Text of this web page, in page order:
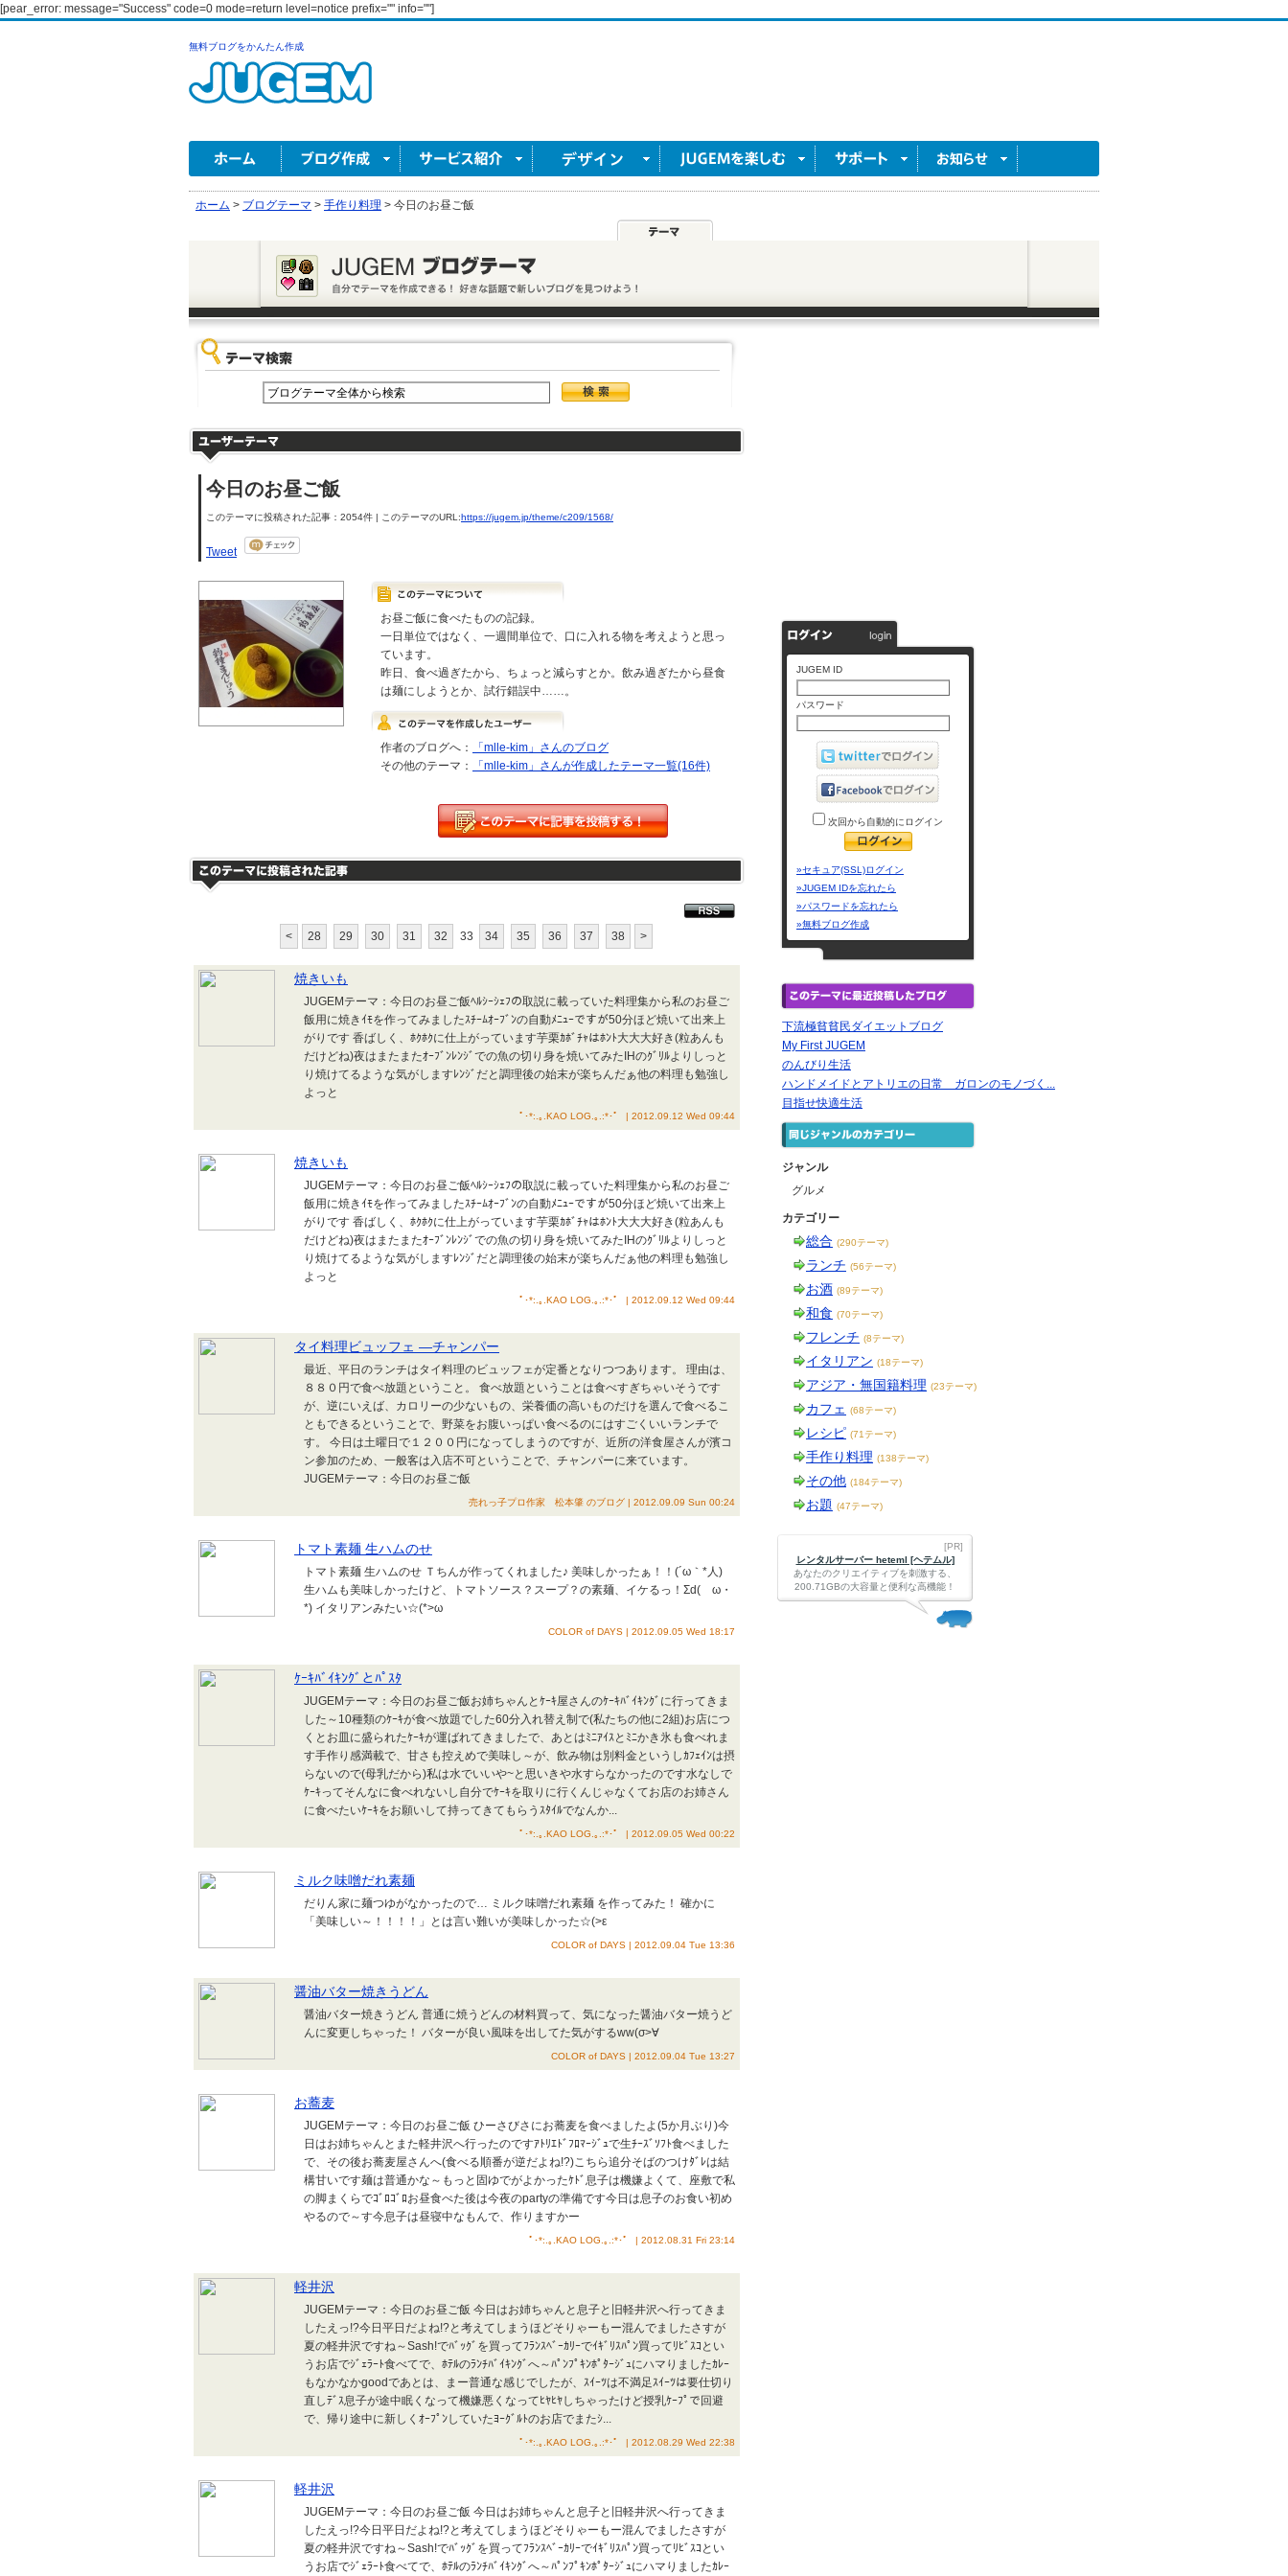
[pear_error: message="Success" code=0 mode=return level=notice prefix="" info=""]
無料ブログをかんたん作成
ホーム > ブログテーマ > 手作り料理 > 今日のお昼ご飯
今日のお昼ご飯
このテーマに投稿された記事：2054件 | このテーマのURL:https://jugem.jp/theme/c209/1568/
Tweet
お昼ご飯に食べたものの記録。
一日単位ではなく、一週間単位で、口に入れる物を考えようと思っ
ています。
昨日、食べ過ぎたから、ちょっと減らすとか。飲み過ぎたから昼食
は麺にしようとか、試行錯誤中……。
作者のブログへ：
「mlle-kim」さんのブログ
その他のテーマ：
「mlle-kim」さんが作成したテーマ一覧(16件)
< 28 29 30 31 32 33 34 35 36 37 38 >
焼きいも
JUGEMテーマ：今日のお昼ご飯ﾍﾙｼｰｼｪﾌの取説に載っていた料理集から私のお昼ご
飯用に焼きｲﾓを作ってみましたｽﾁｰﾑｵｰﾌﾞﾝの自動ﾒﾆｭｰですが50分ほど焼いて出来上
がりです 香ばしく、ﾎｸﾎｸに仕上がっています芋栗ｶﾎﾞﾁｬはﾎﾝﾄ大大大好き(粒あんも
だけどね)夜はまたまたｵｰﾌﾞﾝﾚﾝｼﾞでの魚の切り身を焼いてみたIHのｸﾞﾘﾙよりしっと
り焼けてるような気がしますﾚﾝｼﾞだと調理後の始末が楽ちんだぁ他の料理も勉強し
よっと
ﾟ･*:.｡.KAO LOG.｡.:*･゜ | 2012.09.12 Wed 09:44
焼きいも
JUGEMテーマ：今日のお昼ご飯ﾍﾙｼｰｼｪﾌの取説に載っていた料理集から私のお昼ご
飯用に焼きｲﾓを作ってみましたｽﾁｰﾑｵｰﾌﾞﾝの自動ﾒﾆｭｰですが50分ほど焼いて出来上
がりです 香ばしく、ﾎｸﾎｸに仕上がっています芋栗ｶﾎﾞﾁｬはﾎﾝﾄ大大大好き(粒あんも
だけどね)夜はまたまたｵｰﾌﾞﾝﾚﾝｼﾞでの魚の切り身を焼いてみたIHのｸﾞﾘﾙよりしっと
り焼けてるような気がしますﾚﾝｼﾞだと調理後の始末が楽ちんだぁ他の料理も勉強し
よっと
ﾟ･*:.｡.KAO LOG.｡.:*･゜ | 2012.09.12 Wed 09:44
タイ料理ビュッフェ ―チャンパー
最近、平日のランチはタイ料理のビュッフェが定番となりつつあります。 理由は、
８８０円で食べ放題ということ。 食べ放題ということは食べすぎちゃいそうです
が、逆にいえば、カロリーの少ないもの、栄養価の高いものだけを選んで食べるこ
ともできるということで、野菜をお腹いっぱい食べるのにはすごくいいランチで
す。 今日は土曜日で１２００円になってしまうのですが、近所の洋食屋さんが濱コ
ン参加のため、一般客は入店不可ということで、チャンパーに来ています。
JUGEMテーマ：今日のお昼ご飯
売れっ子プロ作家 松本肇 のブログ | 2012.09.09 Sun 00:24
トマト素麺 生ハムのせ
トマト素麺 生ハムのせ Ｔちんが作ってくれました♪ 美味しかったぁ！！(´ω｀*人)
生ハムも美味しかったけど、トマトソース？スープ？の素麺、イケるっ！Σd(ゝω・
*) イタリアンみたい☆(*>ω
COLOR of DAYS | 2012.09.05 Wed 18:17
ｹｰｷﾊﾞｲｷﾝｸﾞとﾊﾟｽﾀ
JUGEMテーマ：今日のお昼ご飯お姉ちゃんとｹｰｷ屋さんのｹｰｷﾊﾞｲｷﾝｸﾞに行ってきま
した～10種類のｹｰｷが食べ放題でした60分入れ替え制で(私たちの他に2組)お店につ
くとお皿に盛られたｹｰｷが運ばれてきましたで、あとはﾐﾆｱｲｽとﾐﾆかき氷も食べれま
す手作り感満載で、甘さも控えめで美味し～が、飲み物は別料金というしｶﾌｪｲﾝは摂
らないので(母乳だから)私は水でいいや~と思いきや水すらなかったのです水なしで
ｹｰｷってそんなに食べれないし自分でｹｰｷを取りに行くんじゃなくてお店のお姉さん
に食べたいｹｰｷをお願いして持ってきてもらうｽﾀｲﾙでなんか...
ﾟ･*:.｡.KAO LOG.｡.:*･゜ | 2012.09.05 Wed 00:22
ミルク味噌だれ素麺
だりん家に麺つゆがなかったので… ミルク味噌だれ素麺 を作ってみた！ 確かに
「美味しい～！！！！」とは言い難いが美味しかった☆(>ε
COLOR of DAYS | 2012.09.04 Tue 13:36
醤油バター焼きうどん
醤油バター焼きうどん 普通に焼うどんの材料買って、気になった醤油バター焼うど
んに変更しちゃった！ バターが良い風味を出してた気がするww(σ>∀
COLOR of DAYS | 2012.09.04 Tue 13:27
お蕎麦
JUGEMテーマ：今日のお昼ご飯 ひーさびさにお蕎麦を食べましたよ(5か月ぶり)今
日はお姉ちゃんとまた軽井沢へ行ったのですｱﾄﾘｴﾄﾞﾌﾛﾏｰｼﾞｭで生ﾁｰｽﾞｿﾌﾄ食べました
で、その後お蕎麦屋さんへ(食べる順番が逆だよね!?)こちら追分そばのつけﾀﾞﾚは結
構甘いです麺は普通かな～もっと固ゆでがよかったｹﾄﾞ息子は機嫌よくて、座敷で私
の脚まくらでｺﾞﾛｺﾞﾛお昼食べた後は今夜のpartyの準備です今日は息子のお食い初め
やるので～す今息子は昼寝中なもんで、作りますかー
ﾟ･*:.｡.KAO LOG.｡.:*･゜ | 2012.08.31 Fri 23:14
軽井沢
JUGEMテーマ：今日のお昼ご飯 今日はお姉ちゃんと息子と旧軽井沢へ行ってきま
したえっ!?今日平日だよね!?と考えてしまうほどそりゃーもー混んでましたさすが
夏の軽井沢ですね～Sash!でﾊﾞｯｸﾞを買ってﾌﾗﾝｽﾍﾞｰｶﾘｰでｲｷﾞﾘｽﾊﾟﾝ買ってﾘﾋﾞｽｺとい
うお店でｼﾞｪﾗｰﾄ食べてで、ﾎﾃﾙのﾗﾝﾁﾊﾞｲｷﾝｸﾞへ～ﾊﾟﾝﾌﾟｷﾝﾎﾟﾀｰｼﾞｭにハマりましたｶﾚｰ
もなかなかgoodであとは、まー普通な感じでしたが、ｽｲｰﾂは不満足ｽｲｰﾂは要仕切り
直しﾃﾞｽ息子が途中眠くなって機嫌悪くなってﾋﾔﾋﾔしちゃったけど授乳ｹｰﾌﾟで回避
で、帰り途中に新しくｵｰﾌﾟﾝしていたﾖｰｸﾞﾙﾄのお店でまたｼ...
ﾟ･*:.｡.KAO LOG.｡.:*･゜ | 2012.08.29 Wed 22:38
軽井沢
JUGEMテーマ：今日のお昼ご飯 今日はお姉ちゃんと息子と旧軽井沢へ行ってきま
したえっ!?今日平日だよね!?と考えてしまうほどそりゃーもー混んでましたさすが
夏の軽井沢ですね～Sash!でﾊﾞｯｸﾞを買ってﾌﾗﾝｽﾍﾞｰｶﾘｰでｲｷﾞﾘｽﾊﾟﾝ買ってﾘﾋﾞｽｺとい
うお店でｼﾞｪﾗｰﾄ食べてで、ﾎﾃﾙのﾗﾝﾁﾊﾞｲｷﾝｸﾞへ～ﾊﾟﾝﾌﾟｷﾝﾎﾟﾀｰｼﾞｭにハマりましたｶﾚｰ
JUGEM ID
パスワード
次回から自動的にログイン
»セキュア(SSL)ログイン
»JUGEM IDを忘れたら
»パスワードを忘れたら
»無料ブログ作成
下流極貧貧民ダイエットブログ
My First JUGEM
のんびり生活
ハンドメイドとアトリエの日常 ガロンのモノづく...
目指せ快適生活
ジャンル
グルメ
カテゴリー
総合 (290テーマ)
ランチ (56テーマ)
お酒 (89テーマ)
和食 (70テーマ)
フレンチ (8テーマ)
イタリアン (18テーマ)
アジア・無国籍料理 (23テーマ)
カフェ (68テーマ)
レシピ (71テーマ)
手作り料理 (138テーマ)
その他 (184テーマ)
お題 (47テーマ)
[PR]
レンタルサーバー heteml [ヘテムル]
あなたのクリエイティブを刺激する、
200.71GBの大容量と便利な高機能！